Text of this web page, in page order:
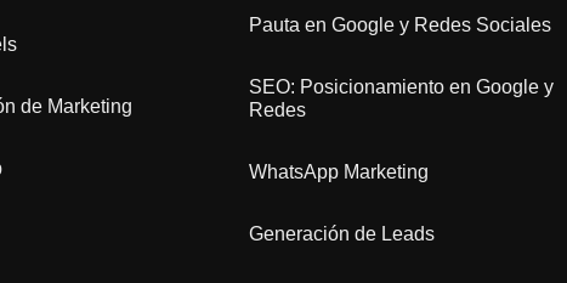
de Marketing
Pauta en Google y Redes Sociales
SEO: Posicionamiento en Google y
Redes
WhatsApp Marketing
Generación de Leads